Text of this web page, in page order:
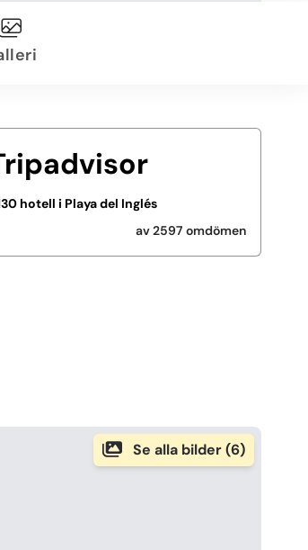
hotell i Playa del Inglés
av 2597 omdömen
Se alla bilder (6)